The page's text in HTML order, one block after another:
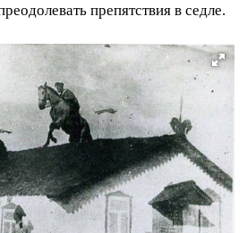
препятствия в седле.